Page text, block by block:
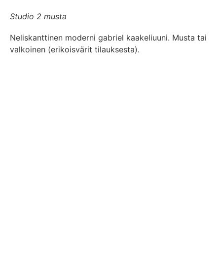
Studio 2 musta
Neliskanttinen moderni gabriel kaakeliuuni. Musta tai
valkoinen (erikoisvärit tilauksesta).